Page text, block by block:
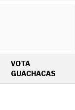
VOTA
GUACHACAS